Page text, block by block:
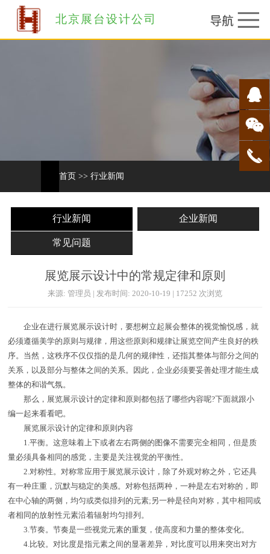
北京展台设计公司
首页 >> 行业新闻
行业新闻 企业新闻
常见问题
展览展示设计中的常规定律和原则
来源: 管理员 | 发布时间: 2020-10-19 | 17252 次浏览
企业在进行展览展示设计时，要想树立起展会整体的视觉愉悦感，就
必须遵循美学的原则与规律，用这些原则和规律让展览空间产生良好的秩
序。当然，这秩序不仅仅指的是几何的规律性，还指其整体与部分之间的
关系，以及部分与整体之间的关系。因此，企业必须要妥善处理才能生成
整体的和谐气氛。
那么，展览展示设计的定律和原则都包括了哪些内容呢?下面就跟小
编一起来看看吧。
展览展示设计的定律和原则内容
1.平衡。这意味着上下或者左右两侧的图像不需要完全相同，但是质
量必须具备相同的感觉，主要是关注视觉的平衡性。
2.对称性。对称常应用于展览展示设计，除了外观对称之外，它还具
有一种庄重，沉默与稳定的美感。对称包括两种，一种是左右对称的，即
在中心轴的两侧，均匀或类似排列的元素;另一种是径向对称，其中相同或
者相同的放射性元素沿着辐射均匀排列。
3.节奏。节奏是一些视觉元素的重复，使高度和力量的整体变化。
4.比较。对比度是指元素之间的显著差异，对比度可以用来突出对方